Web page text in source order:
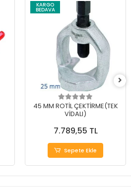
KARGO
BEDAVA
45 MM ROTİL ÇEKTİRME(TEK
VİDALI)
7.789,55 TL
Sepete Ekle